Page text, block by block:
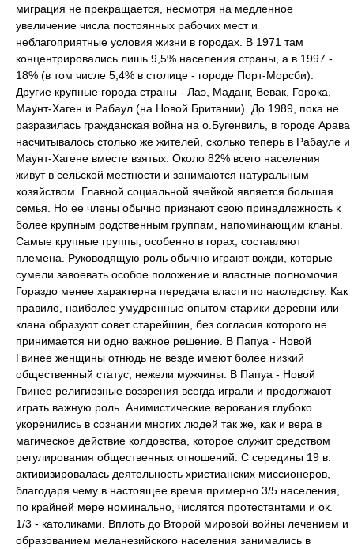
миграция не прекращается, несмотря на медленное
увеличение числа постоянных рабочих мест и
неблагоприятные условия жизни в городах. В 1971 там
концентрировались лишь 9,5% населения страны, а в 1997 -
18% (в том числе 5,4% в столице - городе Порт-Морсби).
Другие крупные города страны - Лаэ, Маданг, Вевак, Горока,
Маунт-Хаген и Рабаул (на Новой Британии). До 1989, пока не
разразилась гражданская война на о.Бугенвиль, в городе Арава
насчитывалось столько же жителей, сколько теперь в Рабауле и
Маунт-Хагене вместе взятых. Около 82% всего населения
живут в сельской местности и занимаются натуральным
хозяйством. Главной социальной ячейкой является большая
семья. Но ее члены обычно признают свою принадлежность к
более крупным родственным группам, напоминающим кланы.
Самые крупные группы, особенно в горах, составляют
племена. Руководящую роль обычно играют вожди, которые
сумели завоевать особое положение и властные полномочия.
Гораздо менее характерна передача власти по наследству. Как
правило, наиболее умудренные опытом старики деревни или
клана образуют совет старейшин, без согласия которого не
принимается ни одно важное решение. В Папуа - Новой
Гвинее женщины отнюдь не везде имеют более низкий
общественный статус, нежели мужчины. В Папуа - Новой
Гвинее религиозные воззрения всегда играли и продолжают
играть важную роль. Анимистические верования глубоко
укоренились в сознании многих людей так же, как и вера в
магическое действие колдовства, которое служит средством
регулирования общественных отношений. С середины 19 в.
активизировалась деятельность христианских миссионеров,
благодаря чему в настоящее время примерно 3/5 населения,
по крайней мере номинально, числятся протестантами и ок.
1/3 - католиками. Вплоть до Второй мировой войны лечением и
образованием меланезийского населения занимались в